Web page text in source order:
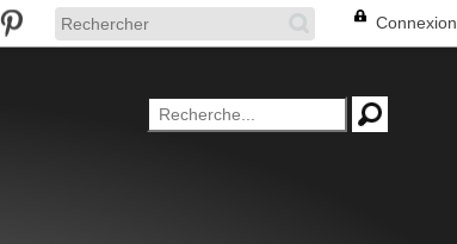
Connexion